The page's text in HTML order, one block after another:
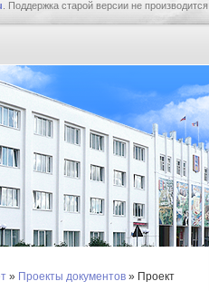
. Поддержка старой версии не производится.
» Проекты документов » Проект